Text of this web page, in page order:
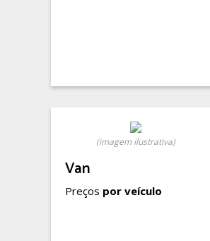
(imagem ilustrativa)
Van
Preços por veículo